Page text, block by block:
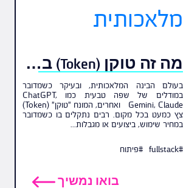
מה זה טוקן (Token) בינה מלאכותית ולמה הוא משמש?
בעולם הבינה המלאכותית, ובעיקר כשמדובר
במודלים של שפה טבעית כמו ChatGPT,
Gemini, Claude ואחרים, המונח "טוקן" (Token)
צץ כמעט בכל מקום. רבים נתקלים בו כשמדובר
במחיר שימוש, ביצועים או מגבלות...
#fullstack #פיתוח
בואו נמשיך